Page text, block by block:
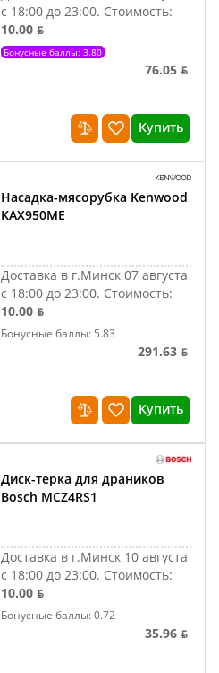
с 18:00 до 23:00. Стоимость:
10.00 ƃ
Бонусные баллы: 3.80
76.05 ƃ
Купить
Насадка-мясорубка Kenwood
KAX950ME
Доставка в г.Минск 07 августа
с 18:00 до 23:00. Стоимость:
10.00 ƃ
Бонусные баллы: 5.83
291.63 ƃ
Купить
Диск-терка для драников
Bosch MCZ4RS1
Доставка в г.Минск 10 августа
с 18:00 до 23:00. Стоимость:
10.00 ƃ
Бонусные баллы: 0.72
35.96 ƃ